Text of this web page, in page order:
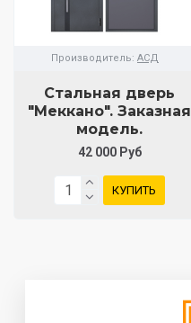
Производитель: АСД
Стальная дверь
"Меккано". Заказная
модель.
42 000 Руб
КУПИТЬ